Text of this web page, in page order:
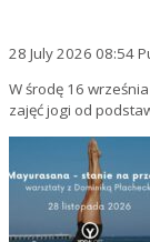
28 July 2026 08:54
W środę 16
zajęć jogi od